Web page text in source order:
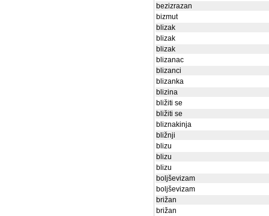
bezizrazan
bizmut
blizak
blizak
blizak
blizanac
blizanci
blizanka
blizina
bližiti se
bližiti se
bliznakinja
bližnji
blizu
blizu
blizu
boljševizam
boljševizam
brižan
brižan